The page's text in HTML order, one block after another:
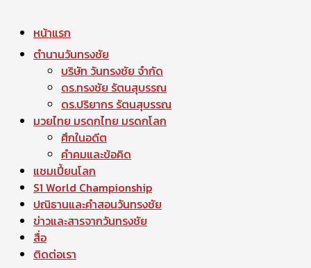
หน้าแรก
ตำนานวันทรงชัย
บริษัท วันทรงชัย จำกัด
ดร.ทรงชัย รัตนสุบรรณ
ดร.ปริยากร รัตนสุบรรณ
มวยไทย มรดกไทย มรดกโลก
ศึกในอดีต
คำคมและข้อคิด
แชมเปี้ยนโลก
S1 World Championship
ปณิธานและคำสอนวันทรงชัย
ข่าวและสารจากวันทรงชัย
สื่อ
ติดต่อเรา